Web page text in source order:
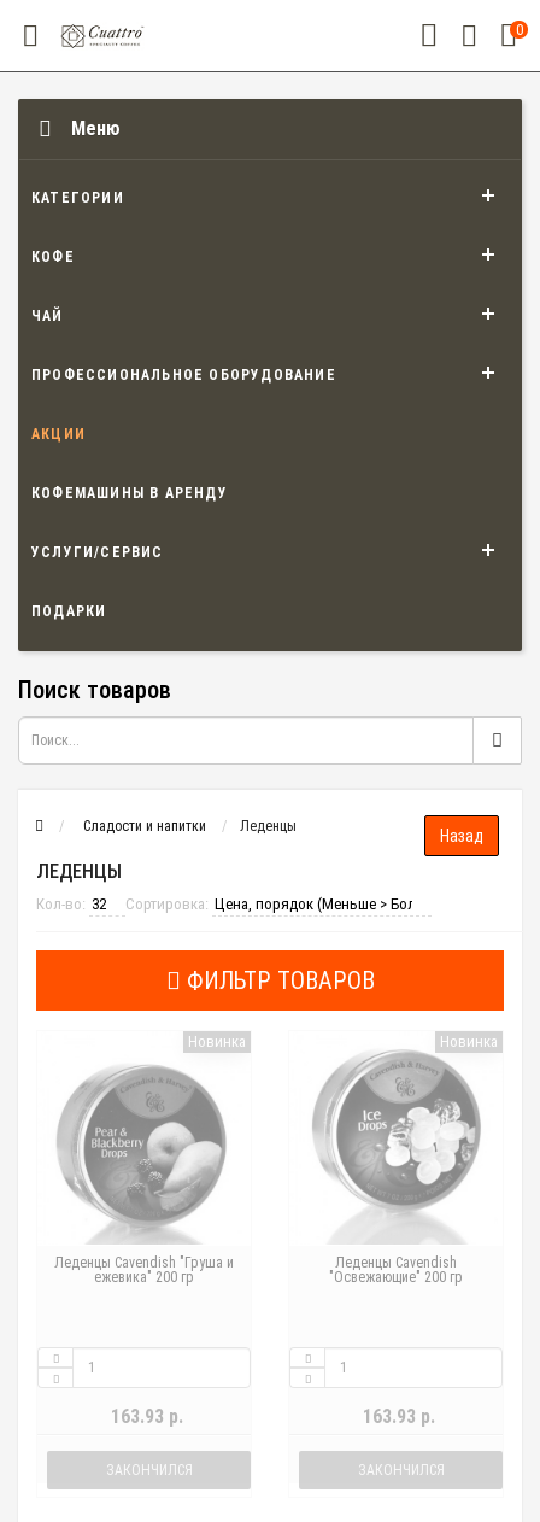
0
Меню
КАТЕГОРИИ
КОФЕ
ЧАЙ
ПРОФЕССИОНАЛЬНОЕ ОБОРУДОВАНИЕ
АКЦИИ
КОФЕМАШИНЫ В АРЕНДУ
УСЛУГИ/СЕРВИС
ПОДАРКИ
Поиск товаров
Сладости и напитки Леденцы
ЛЕДЕНЦЫ
Кол-во: Сортировка:
ФИЛЬТР ТОВАРОВ
Новинка
Леденцы Cavendish "Груша и
ежевика" 200 гр
163.93 р.
ЗАКОНЧИЛСЯ
Новинка
Леденцы Cavendish
"Освежающие" 200 гр
163.93 р.
ЗАКОНЧИЛСЯ